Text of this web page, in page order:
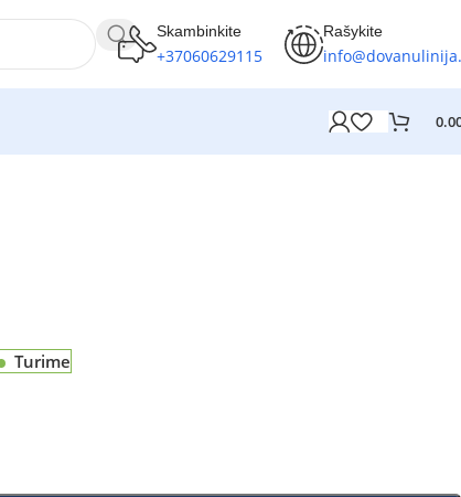
Skambinkite
+37060629115
Rašykite
Turime